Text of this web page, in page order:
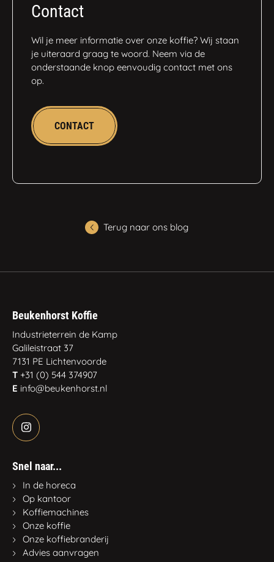
Contact
Wil je meer informatie over onze koffie? Wij staan
je uiteraard graag te woord. Neem via de
onderstaande knop eenvoudig contact met ons
op.
CONTACT
Terug naar ons blog
Beukenhorst Koffie
Industrieterrein de Kamp
Galileistraat 37
7131 PE Lichtenvoorde
T +31 (0) 544 374907
E info@beukenhorst.nl
Snel naar...
In de horeca
Op kantoor
Koffiemachines
Onze koffie
Onze koffiebranderij
Advies aanvragen